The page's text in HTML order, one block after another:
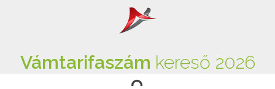
Vámtarifaszám kereső 2026